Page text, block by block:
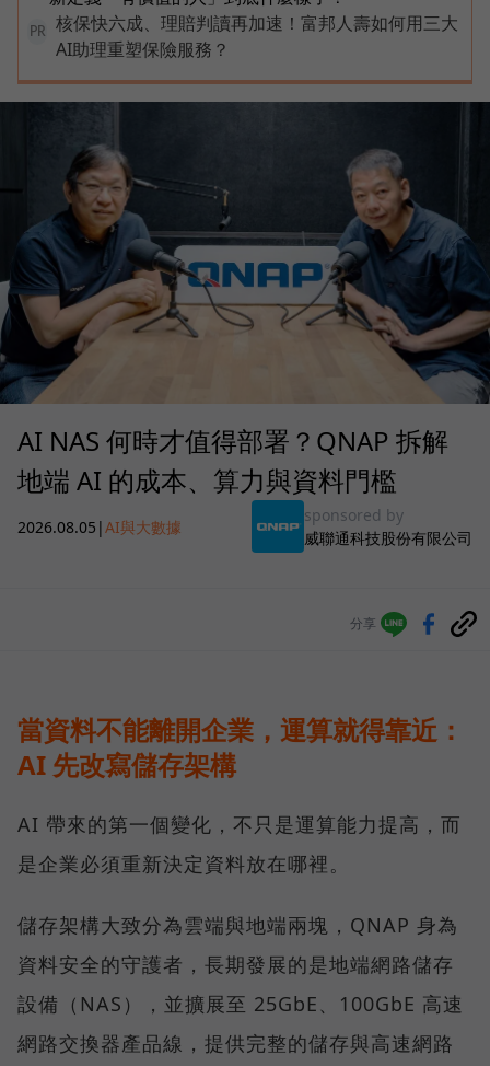
PR
核保快六成、理賠判讀再加速！富邦人壽如何用三大
AI助理重塑保險服務？
AI NAS 何時才值得部署？QNAP 拆解
地端 AI 的成本、算力與資料門檻
2026.08.05 |AI與大數據
sponsored by
威聯通科技股份有限公司
分享
當資料不能離開企業，運算就得靠近：
AI 先改寫儲存架構
AI 帶來的第一個變化，不只是運算能力提高，而
是企業必須重新決定資料放在哪裡。
儲存架構大致分為雲端與地端兩塊，QNAP 身為
資料安全的守護者，長期發展的是地端網路儲存
設備（NAS），並擴展至 25GbE、100GbE 高速
網路交換器產品線，提供完整的儲存與高速網路